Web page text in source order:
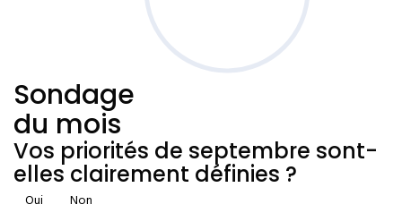
Sondage
du mois
Vos priorités de septembre sont-
elles clairement définies ?
Oui Non